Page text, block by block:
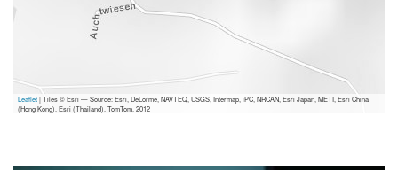
Leaflet| Tiles © Esri — Source: Esri, DeLorme, NAVTEQ, USGS, Intermap, iPC, NRCAN, Esri Japan, METI, Esri China
(Hong Kong), Esri (Thailand), TomTom, 2012